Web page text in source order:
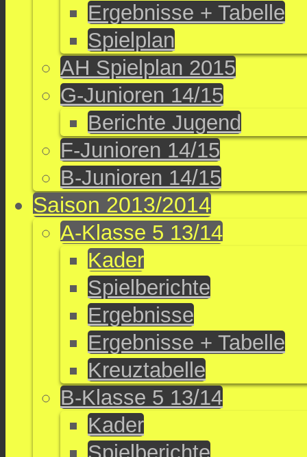
Ergebnisse + Tabelle
Spielplan
AH Spielplan 2015
G-Junioren 14/15
Berichte Jugend
F-Junioren 14/15
B-Junioren 14/15
Saison 2013/2014
A-Klasse 5 13/14
Kader
Spielberichte
Ergebnisse
Ergebnisse + Tabelle
Kreuztabelle
B-Klasse 5 13/14
Kader
Spielberichte